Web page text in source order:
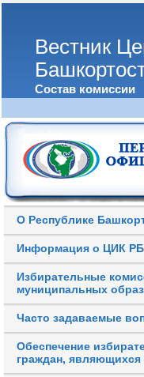
Вестник
Состав комиссии
О Республике
Информация о ЦИК РБ
Избирательные
муниципальных
Часто задаваемые
Обеспечение
граждан,